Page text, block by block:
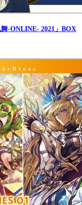
-ONLINE- 2021」BOX